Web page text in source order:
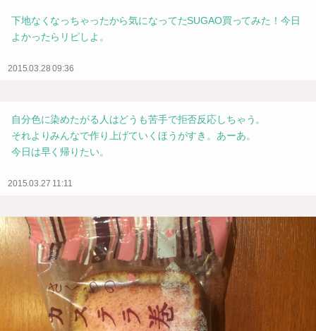
下地なくなっちゃったから気になってたSUGAO買ってみた！今日
よかったらリピしよ。
2015.03.28 09:36
自分色に染めたがる人はどうも苦手で拒否反応しちゃう。
それよりみんなで作り上げていくほうがすき。あーあ。
今日は早く帰りたい。
2015.03.27 11:11